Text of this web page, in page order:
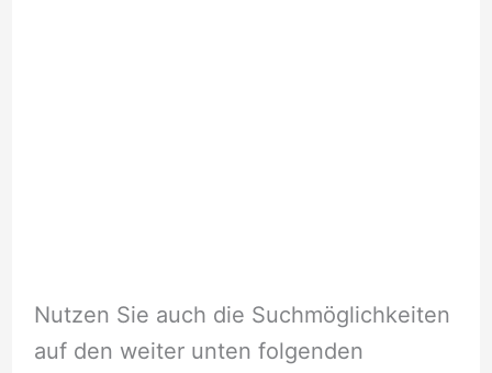
Nutzen Sie auch die Suchmöglichkeiten
auf den weiter unten folgenden